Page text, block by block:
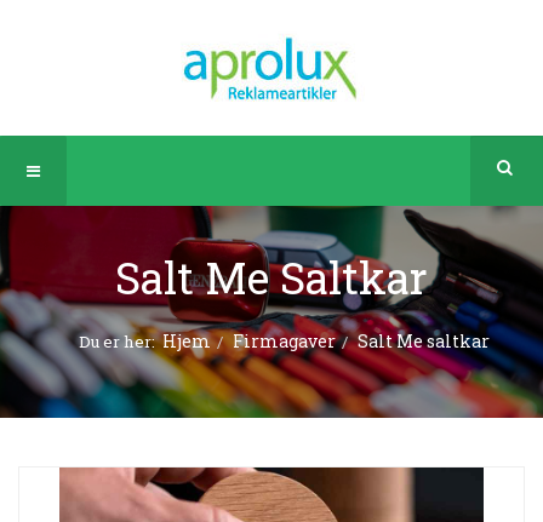
Salt Me Saltkar
Du er her:Hjem Firmagaver Salt Me saltkar